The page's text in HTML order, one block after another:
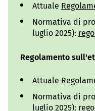
Attuale
Normativa di
luglio 2025):
Regolamento
Attuale
Normativa di
luglio 2025):